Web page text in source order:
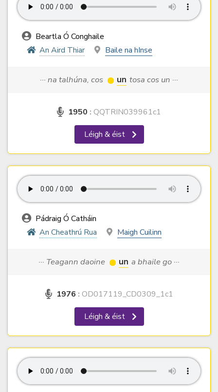
Beartla Ó Conghaile
An Aird Thiar
Baile na hInse
··· na talhúna, cos un tosa cos un ···
1950 : QQTRIN039961c1
Léigh & éist
Pádraig Ó Catháin
An Cheathrú Rua
Maigh Cuilinn
··· Teagann daoine un a bhaile go ···
1976 : OD017119_CD0309_1c1
Léigh & éist